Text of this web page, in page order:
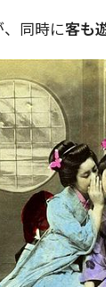
同時に客も